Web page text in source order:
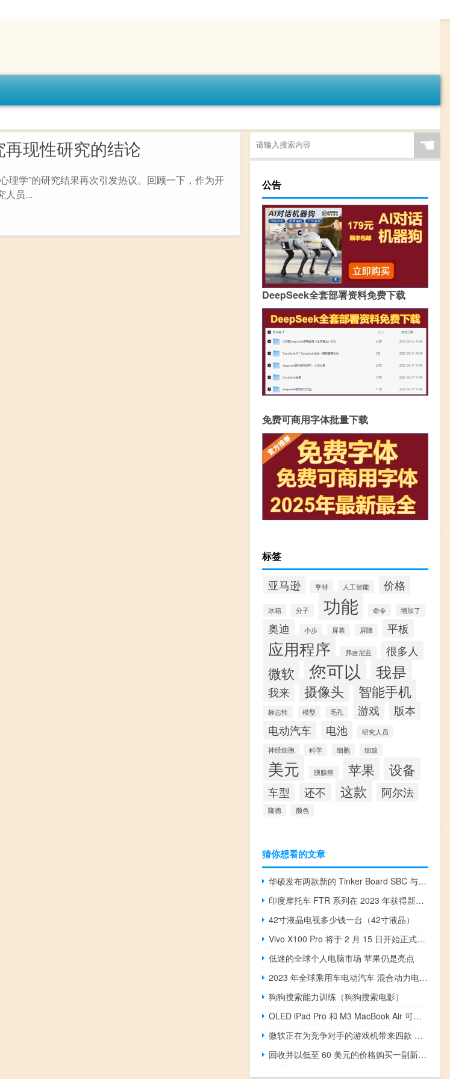
现性研究的结论
理学”的研究结果再次引发热议。回顾一下，作为开
人员...
☚
公告
DeepSeek全套部署资料免费下载
免费可商用字体批量下载
标签
亚马逊 亨特 人工智能 价格
冰箱 分子 功能 命令 增加了
奥迪 小步 屏幕 屏障 平板
应用程序 弗吉尼亚 很多人
微软 您可以 我是
我来 摄像头 智能手机
标志性 模型 毛孔 游戏
版本
电动汽车
电池
研究人员
神经细胞
科学 细胞 细致
美元 胰腺癌 苹果 设备
车型 还不 这款 阿尔法
隆德 颜色
猜你想看的文章
华硕发布两款新的 Tinker Board SBC 与 Raspberry Pi 主板竞争
印度摩托车 FTR 系列在 2023 年获得新的运动装饰
42寸液晶电视多少钱一台（42寸液晶）
Vivo X100 Pro 将于 2 月 15 日开始正式销售
低迷的全球个人电脑市场 苹果仍是亮点
2023 年全球乘用车电动汽车 混合动力电池市场将扩大 40%
狗狗搜索能力训练（狗狗搜索电影）
OLED iPad Pro 和 M3 MacBook Air 可能会在本周推出
微软正在为竞争对手的游戏机带来四款 Xbox 独占游戏
回收并以低至 60 美元的价格购买一副新的 Galaxy Buds FE